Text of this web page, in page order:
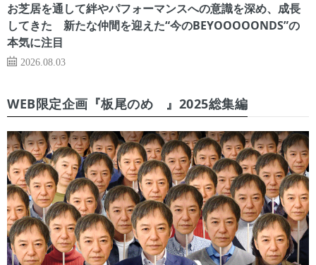
お芝居を通して絆やパフォーマンスへの意識を深め、成長
してきた 新たな仲間を迎えた“今のBEYOOOOONDS”の
本気に注目
2026.08.03
WEB限定企画『板尾のめ゙』2025総集編